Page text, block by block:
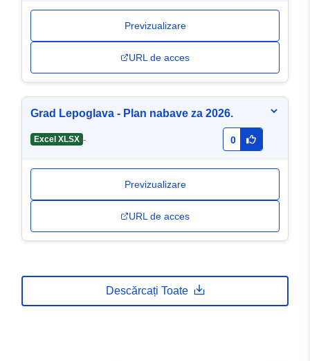
Previzualizare
URL de acces
Grad Lepoglava - Plan nabave za 2026.
Excel XLSX - 0
Previzualizare
URL de acces
Descărcați Toate